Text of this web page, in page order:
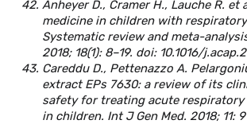
Anheyer D., Cramer H., Lauche R. et
medicine in children with
Systematic review and meta-
2018; 18(1): 8–19. doi: 10.1016/
Careddu D., Pettenazzo A.
extract EPs 7630: a review of its
safety for treating acute
in children. Int J Gen Med. 2018; 11: